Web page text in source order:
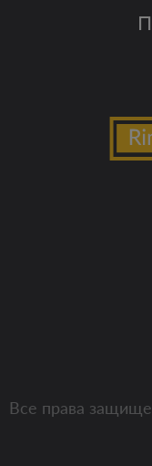
Все права